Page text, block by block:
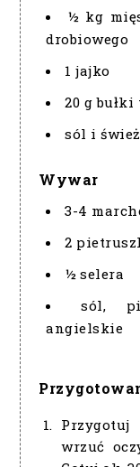
½ kg
drobiowego
1 jajko
20 g
sól i
Wywar
3-4
2
½ selera
sól,
angielskie
Przygotuj
wrzuć